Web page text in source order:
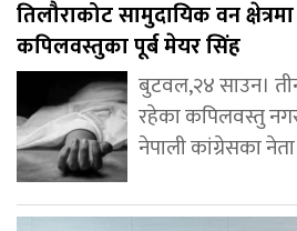
तिलौराकोट सामुदायिक वन
कपिलवस्तुका पूर्ब मेयर सिंह
बुटवल,२४ साउन।
रहेका कपिलवस्तु
नेपाली कांग्रेसका